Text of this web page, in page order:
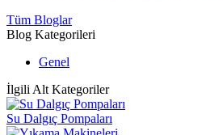
Tüm Bloglar
Blog Kategorileri
Genel
İlgili Alt Kategoriler
Su Dalgıç Pompaları